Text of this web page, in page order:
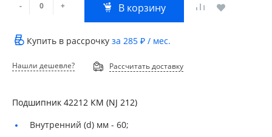
- + В корзину
Купить в рассрочку за 285 ₽ / мес.
Нашли дешевле? Рассчитать доставку
Подшипник 42212 КМ (NJ 212)
Внутренний (d) мм - 60;